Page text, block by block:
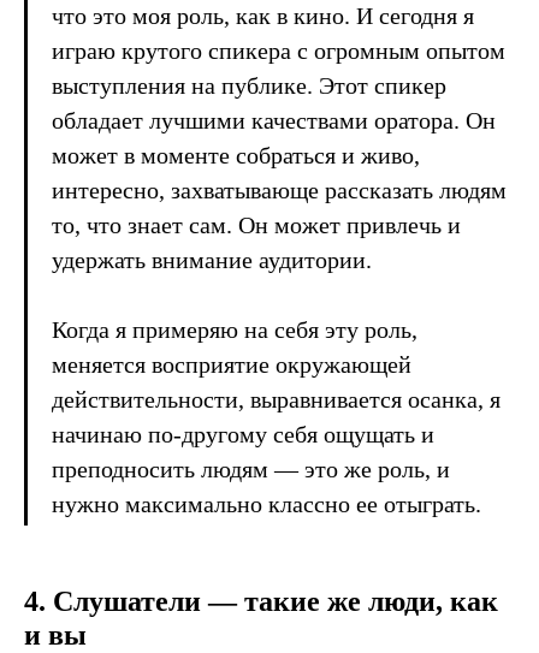
что это моя роль, как в кино. И сегодня я
играю крутого спикера с огромным опытом
выступления на публике. Этот спикер
обладает лучшими качествами оратора. Он
может в моменте собраться и живо,
интересно, захватывающе рассказать людям
то, что знает сам. Он может привлечь и
удержать внимание аудитории.
Когда я примеряю на себя эту роль,
меняется восприятие окружающей
действительности, выравнивается осанка, я
начинаю по-другому себя ощущать и
преподносить людям — это же роль, и
нужно максимально классно ее отыграть.
4. Слушатели — такие же люди, как
и вы